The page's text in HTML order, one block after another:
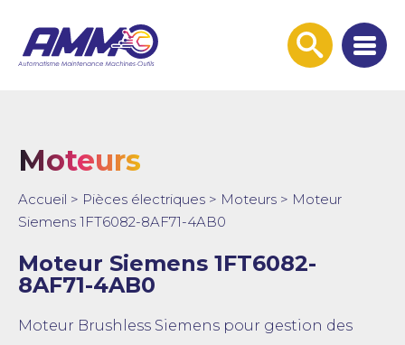
Afficher
la
Moteurs
Accueil > Pièces électriques > Moteurs > Moteur
Siemens 1FT6082-8AF71-4AB0
Moteur Siemens 1FT6082-
8AF71-4AB0
Moteur Brushless Siemens pour gestion des